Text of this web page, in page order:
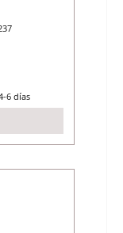
6 días